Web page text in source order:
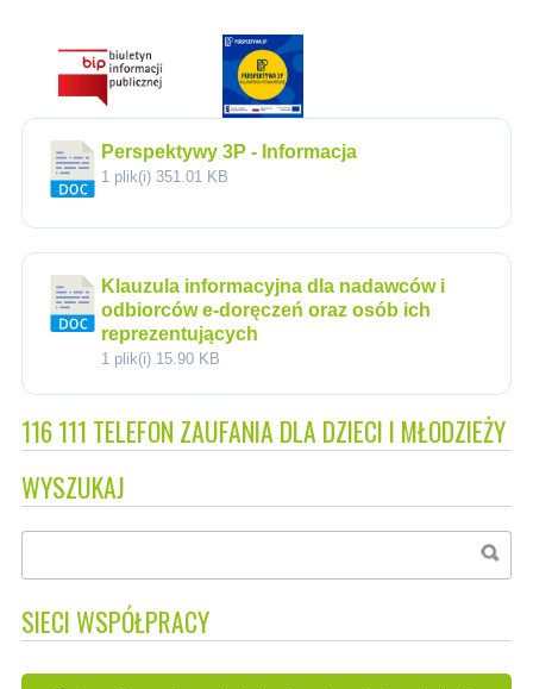
Perspektywy 3P - Informacja
1 plik(i) 351.01 KB
Klauzula informacyjna dla nadawców i
odbiorców e-doręczeń oraz osób ich
reprezentujących
1 plik(i) 15.90 KB
116 111 TELEFON ZAUFANIA DLA DZIECI I MŁODZIEŻY
WYSZUKAJ
SIECI WSPÓŁPRACY